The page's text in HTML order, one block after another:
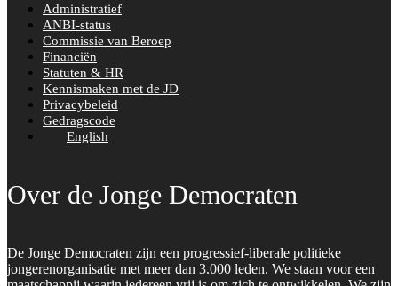
Administratief
ANBI-status
Commissie van Beroep
Financiën
Statuten & HR
Kennismaken met de JD
Privacybeleid
Gedragscode
English
Over de Jonge Democraten
De Jonge Democraten zijn een progressief-liberale politieke
jongerenorganisatie met meer dan 3.000 leden. We staan voor een